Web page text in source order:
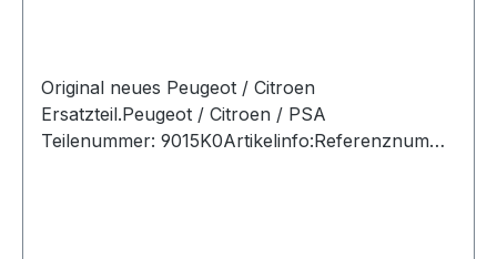
Original neues Peugeot / Citroen
Ersatzteil.Peugeot / Citroen / PSA
Teilenummer: 9015K0Artikelinfo:Referenznumme